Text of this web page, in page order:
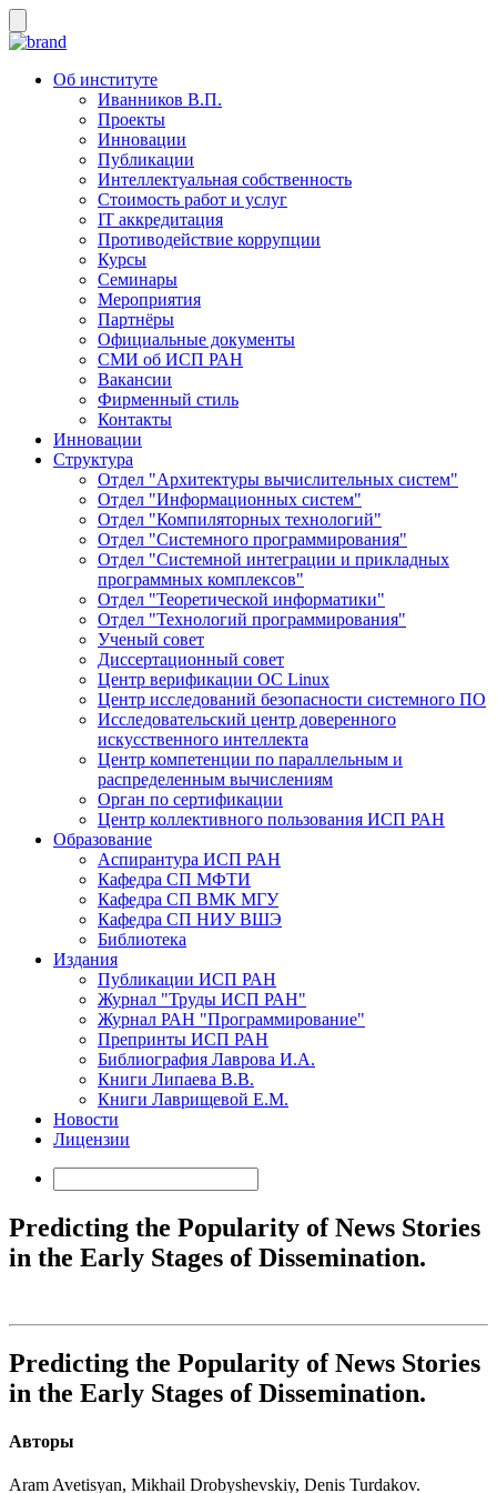
Об институте
Иванников В.П.
Проекты
Инновации
Публикации
Интеллектуальная собственность
Стоимость работ и услуг
IT аккредитация
Противодействие коррупции
Курсы
Семинары
Мероприятия
Партнёры
Официальные документы
СМИ об ИСП РАН
Вакансии
Фирменный стиль
Контакты
Инновации
Структура
Отдел "Архитектуры вычислительных систем"
Отдел "Информационных систем"
Отдел "Компиляторных технологий"
Отдел "Системного программирования"
Отдел "Системной интеграции и прикладных
программных комплексов"
Отдел "Теоретической информатики"
Отдел "Технологий программирования"
Ученый совет
Диссертационный совет
Центр верификации ОС Linux
Центр исследований безопасности системного ПО
Исследовательский центр доверенного
искусственного интеллекта
Центр компетенции по параллельным и
распределенным вычислениям
Орган по сертификации
Центр коллективного пользования ИСП РАН
Образование
Аспирантура ИСП РАН
Кафедра СП МФТИ
Кафедра СП ВМК МГУ
Кафедра СП НИУ ВШЭ
Библиотека
Издания
Публикации ИСП РАН
Журнал "Труды ИСП РАН"
Журнал РАН "Программирование"
Препринты ИСП РАН
Библиография Лаврова И.А.
Книги Липаева В.В.
Книги Лаврищевой Е.М.
Новости
Лицензии
Predicting the Popularity of News Stories
in the Early Stages of Dissemination.
Predicting the Popularity of News Stories
in the Early Stages of Dissemination.
Авторы
Aram Avetisyan, Mikhail Drobyshevskiy, Denis Turdakov.